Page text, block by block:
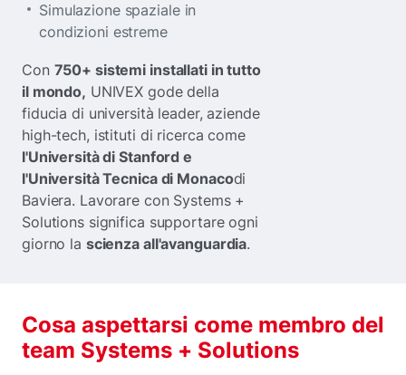
Simulazione spaziale in
condizioni estreme
Con 750+ sistemi installati in tutto
il mondo, UNIVEX gode della
fiducia di università leader, aziende
high-tech, istituti di ricerca come
l'Università di Stanford e
l'Università Tecnica di Monacodi
Baviera. Lavorare con Systems +
Solutions significa supportare ogni
giorno la scienza all'avanguardia.
Cosa aspettarsi come membro del
team Systems + Solutions